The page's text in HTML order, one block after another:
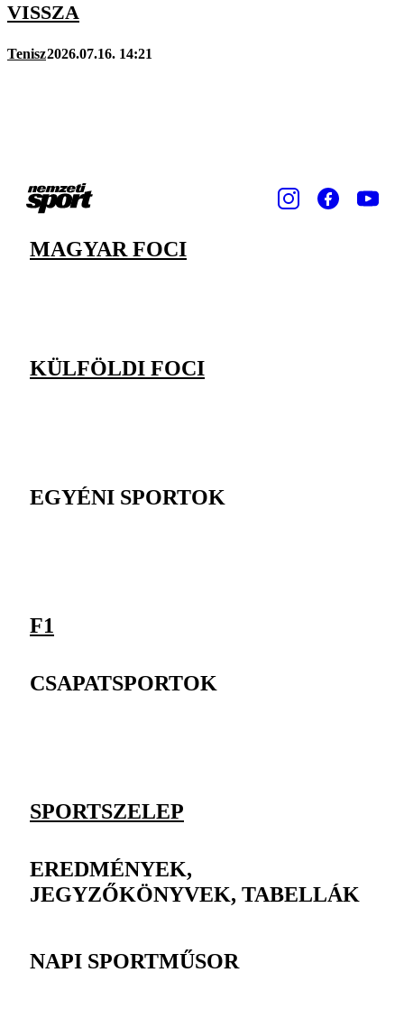
VISSZA
Tenisz2026.07.16. 14:21
MAGYAR FOCI
KÜLFÖLDI FOCI
EGYÉNI SPORTOK
F1
CSAPATSPORTOK
SPORTSZELEP
EREDMÉNYEK,
JEGYZŐKÖNYVEK, TABELLÁK
NAPI SPORTMŰSOR